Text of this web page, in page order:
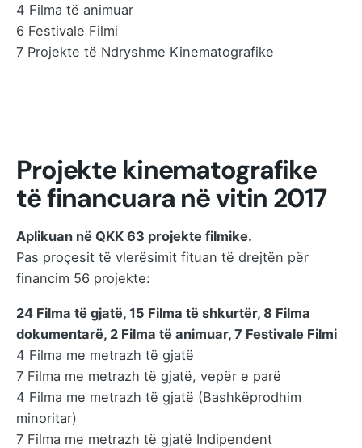
4 Filma të animuar
6 Festivale Filmi
7 Projekte të Ndryshme Kinematografike
Projekte kinematografike
të financuara në vitin 2017
Aplikuan në QKK 63 projekte filmike.
Pas proçesit të vlerësimit fituan të drejtën për
financim 56 projekte:
24 Filma të gjatë, 15 Filma të shkurtër, 8 Filma
dokumentarë, 2 Filma të animuar, 7 Festivale Filmi
4 Filma me metrazh të gjatë
7 Filma me metrazh të gjatë, vepër e parë
4 Filma me metrazh të gjatë (Bashkëprodhim
minoritar)
7 Filma me metrazh të gjatë Indipendent